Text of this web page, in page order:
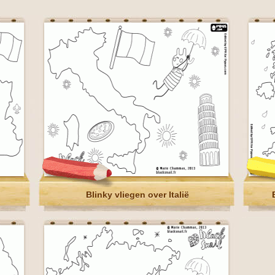
Blinky vliegen over Italië